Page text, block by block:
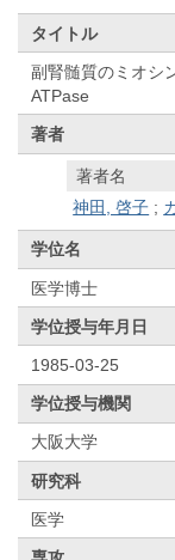
タイトル
副腎髄質のミオシ
ATPase
著者
著者名
神田, 啓子 ;
学位名
医学博士
学位授与年月日
1985-03-25
学位授与機関
大阪大学
研究科
医学